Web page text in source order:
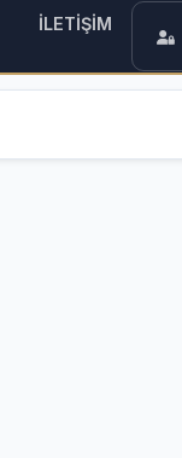
İLETİŞİM